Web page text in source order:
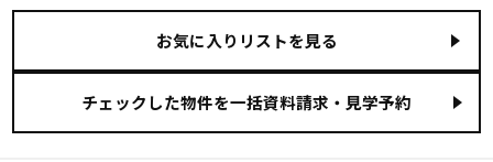
お気に入りリストを見る